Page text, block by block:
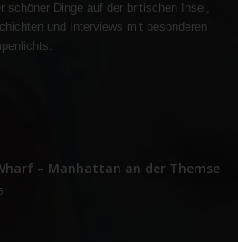
schöner Dinge auf der britischen Insel,
und Interviews mit besonderen
– Manhattan an der Themse